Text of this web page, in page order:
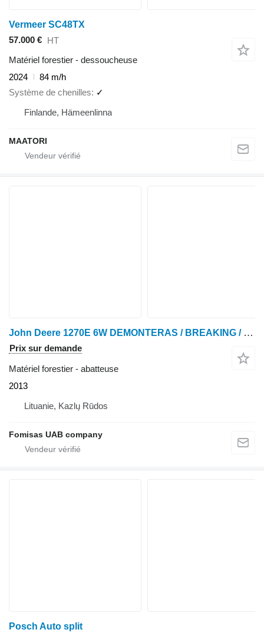
Vermeer SC48TX
57.000 € HT
Matériel forestier - dessoucheuse
2024
84 m/h
Système de chenilles
✓
Finlande, Hämeenlinna
MAATORI
John Deere 1270E 6W DEMONTERAS / BREAKING / SPARE PARTS
Prix sur demande
Matériel forestier - abatteuse
2013
Lituanie, Kazlų Rūdos
Fomisas UAB company
Posch Auto split